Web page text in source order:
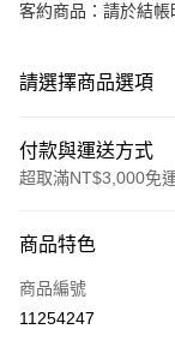
客約商品：請於結
請選擇商品選項
付款與運送方式
超取滿NT$3,000免
信用卡一次付款
Apple Pay
商品特色
商品編號
11254247